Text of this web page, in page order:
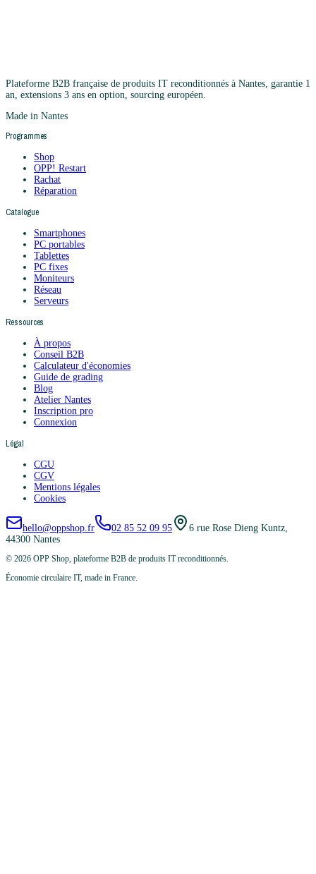
Plateforme B2B française de produits IT reconditionnés à Nantes, garantie 1
an, extensions 3 ans en option, sourcing européen.
Made in Nantes
Programmes
Shop
OPP! Restart
Rachat
Réparation
Catalogue
Smartphones
PC portables
Tablettes
PC fixes
Moniteurs
Réseau
Serveurs
Ressources
À propos
Conseil B2B
Calculateur d'économies
Guide de grading
Blog
Atelier Nantes
Inscription pro
Connexion
Légal
CGU
CGV
Mentions légales
Cookies
hello@oppshop.fr 02 85 52 09 95
6 rue Rose Dieng Kuntz,
44300 Nantes
© 2026 OPP Shop, plateforme B2B de produits IT reconditionnés.
Économie circulaire IT, made in France.